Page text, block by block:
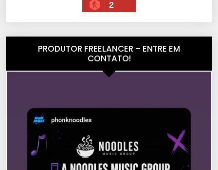
2
PRODUTOR FREELANCER – ENTRE EM
CONTATO!